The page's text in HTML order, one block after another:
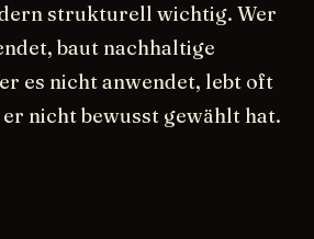
strukturell wichtig. Wer
baut nachhaltige
es nicht anwendet, lebt oft
nicht bewusst gewählt hat.